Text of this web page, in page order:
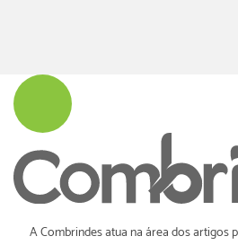
A Combrindes atua na área dos artigos